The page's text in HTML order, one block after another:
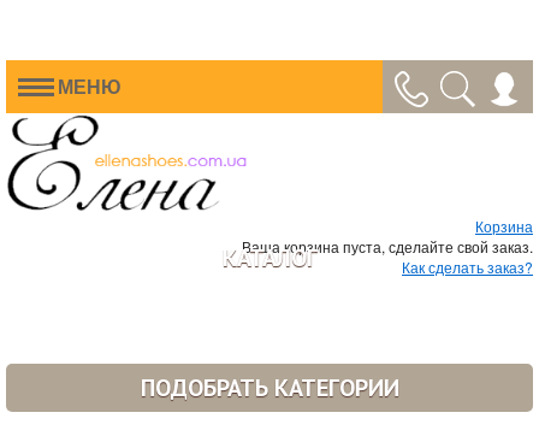
МЕНЮ
Корзина
Ваша корзина пуста, сделайте свой заказ.
Как сделать заказ?
КАТАЛОГ
ПОДОБРАТЬ КАТЕГОРИИ